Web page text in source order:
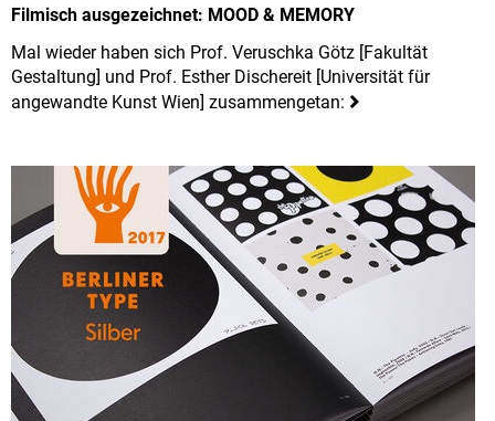
Filmisch ausgezeichnet: MOOD & MEMORY
Mal wieder haben sich Prof. Veruschka Götz [Fakultät
Gestaltung] und Prof. Esther Dischereit [Universität für
angewandte Kunst Wien] zusammengetan: